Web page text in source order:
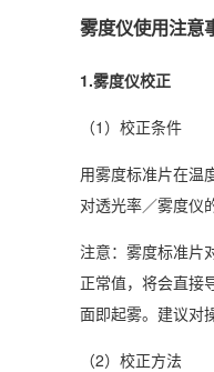
雾度仪使用注意
1.雾度仪校正
（1）校正条件
用雾度标准片在温
对透光率／雾度仪
注意：雾度标准片
正常值，将会直接
面即起雾。建议对
（2）校正方法